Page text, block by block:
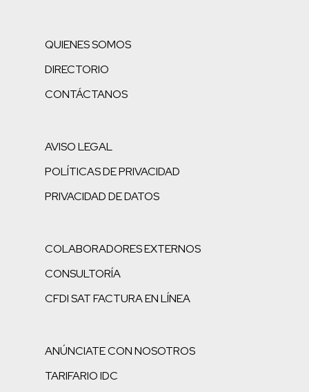
QUIENES SOMOS
DIRECTORIO
CONTÁCTANOS
AVISO LEGAL
POLÍTICAS DE PRIVACIDAD
PRIVACIDAD DE DATOS
COLABORADORES EXTERNOS
CONSULTORÍA
CFDI SAT FACTURA EN LÍNEA
ANÚNCIATE CON NOSOTROS
TARIFARIO IDC